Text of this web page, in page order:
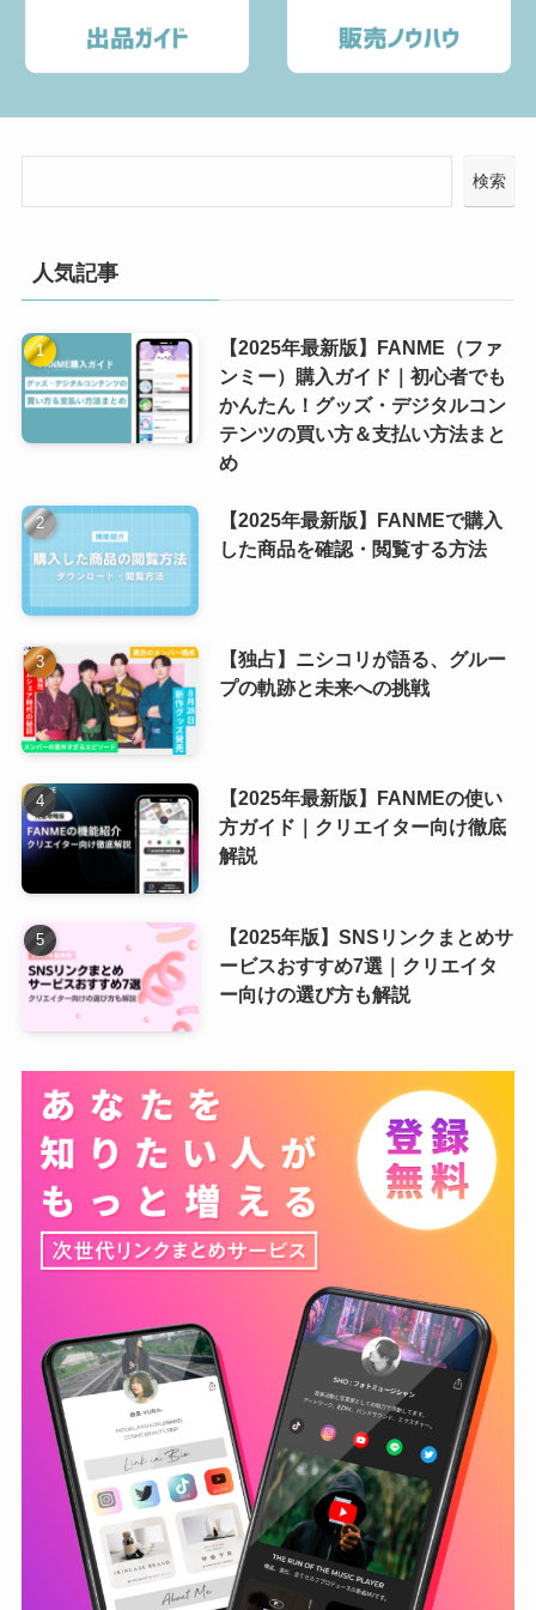
検索
人気記事
【2025年最新版】FANME（ファ
ンミー）購入ガイド｜初心者でも
かんたん！グッズ・デジタルコン
テンツの買い方＆支払い方法まと
め
【2025年最新版】FANMEで購入
した商品を確認・閲覧する方法
【独占】ニシコリが語る、グルー
プの軌跡と未来への挑戦
【2025年最新版】FANMEの使い
方ガイド｜クリエイター向け徹底
解説
【2025年版】SNSリンクまとめサ
ービスおすすめ7選｜クリエイタ
ー向けの選び方も解説